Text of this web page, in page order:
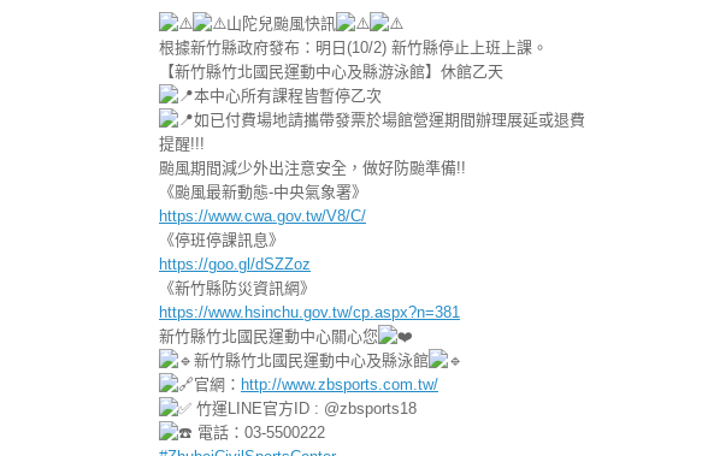
山陀兒颱風快訊
根據新竹縣政府發布：明日(10/2) 新竹縣停止上班上課。
【新竹縣竹北國民運動中心及縣游泳館】休館乙天
本中心所有課程皆暫停乙次
如已付費場地請攜帶發票於場館營運期間辦理展延或退費
提醒!!!
颱風期間減少外出注意安全，做好防颱準備!!
《颱風最新動態-中央氣象署》
https://www.cwa.gov.tw/V8/C/
《停班停課訊息》
https://goo.gl/dSZZoz
《新竹縣防災資訊網》
https://www.hsinchu.gov.tw/cp.aspx?n=381
新竹縣竹北國民運動中心關心您
新竹縣竹北國民運動中心及縣泳館
官網： http://www.zbsports.com.tw/
竹運LINE官方ID : @zbsports18
電話：03-5500222